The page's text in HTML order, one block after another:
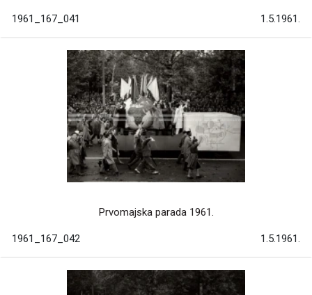
1961_167_041 1.5.1961.
Prvomajska parada 1961.
1961_167_042 1.5.1961.